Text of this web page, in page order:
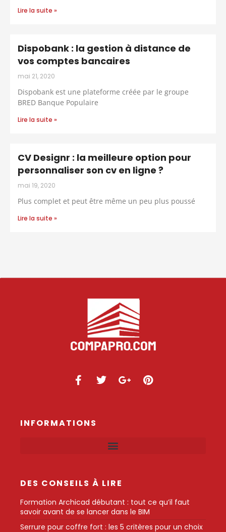
Lire la suite »
Dispobank : la gestion à distance de
vos comptes bancaires
mai 21, 2020
Dispobank est une plateforme créée par le groupe
BRED Banque Populaire
Lire la suite »
CV Designr : la meilleure option pour
personnaliser son cv en ligne ?
mai 19, 2020
Plus complet et peut être même un peu plus poussé
Lire la suite »
INFORMATIONS
DES CONSEILS À LIRE
Formation Archicad débutant : tout ce qu’il faut
savoir avant de se lancer dans le BIM
Serrure pour coffre fort : les 5 critères pour un choix